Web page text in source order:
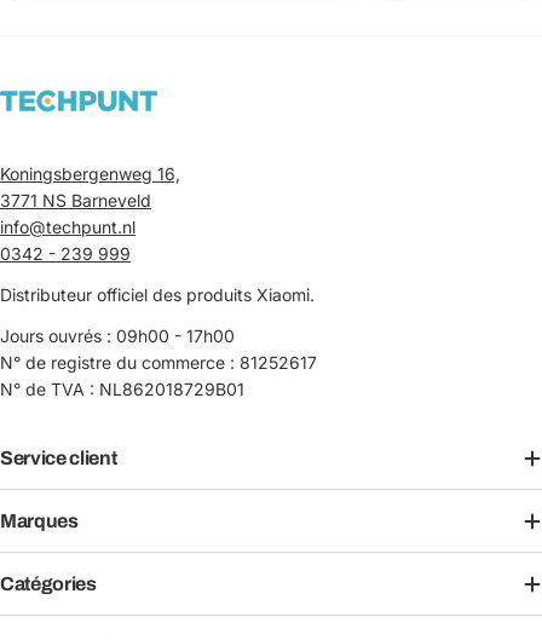
Koningsbergenweg 16,
3771 NS Barneveld
info@techpunt.nl
0342 - 239 999
Distributeur officiel des produits Xiaomi.
Jours ouvrés : 09h00 - 17h00
N° de registre du commerce : 81252617
N° de TVA : NL862018729B01
Service client
Marques
Catégories